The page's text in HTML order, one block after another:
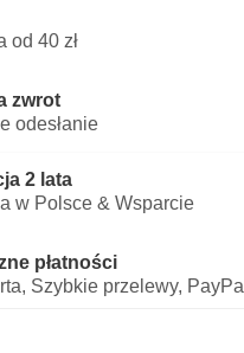
od 40 zł
zwrot
odesłanie
2 lata
w Polsce & Wsparcie
płatności
Szybkie przelewy, PayPal